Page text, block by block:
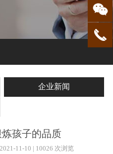
企业新闻
孩子的品质
11-10 | 10026 次浏览